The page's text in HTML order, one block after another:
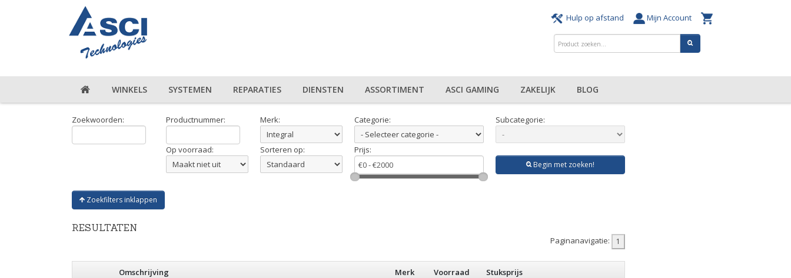
Hulp op afstand Mijn Account
WINKELS SYSTEMEN REPARATIES DIENSTEN ASSORTIMENT ASCI GAMING ZAKELIJK BLOG
Zoekwoorden: Productnummer: Merk: Categorie: Subcategorie:
Op voorraad: Sorteren op: Prijs:
Begin met zoeken!
Zoekfilters inklappen
RESULTATEN
Paginanavigatie:
Omschrijving Merk Voorraad Stuksprijs